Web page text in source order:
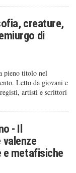
creature,
di
pieno titolo nel
Letto da giovani e
artisti e scrittori
- Il
valenze
metafisiche